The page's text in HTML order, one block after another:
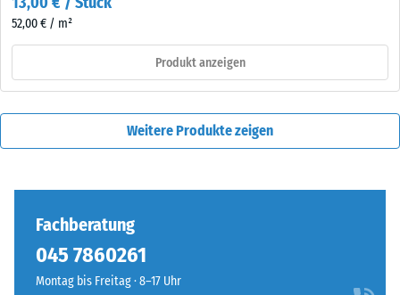
52,00 € / m²
Produkt anzeigen
Weitere Produkte zeigen
Fachberatung
045 7860261‬
Montag bis Freitag · 8–17 Uhr